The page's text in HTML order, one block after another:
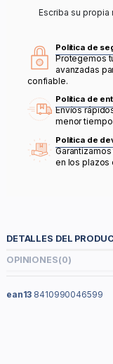
Escriba su propia
Política de
Protegemos
avanzadas
confiable.
Política de
Envíos
menor
Política de
en los plazos
DETALLES DEL
OPINIONES(0)
ean13 8410990046599